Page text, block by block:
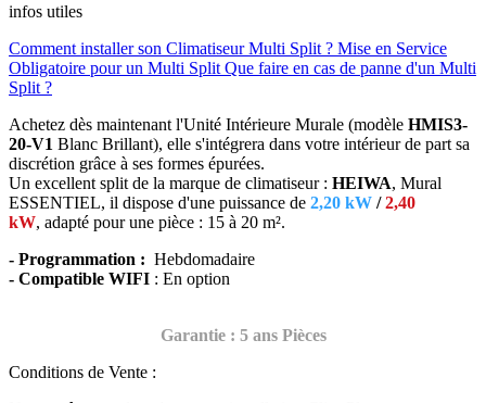
infos utiles
Comment installer son Climatiseur Multi Split ? Mise en Service
Obligatoire pour un Multi Split Que faire en cas de panne d'un Multi
Split ?
Achetez dès maintenant l'Unité Intérieure Murale (modèle HMIS3-
20-V1 Blanc Brillant), elle s'intégrera dans votre intérieur de part sa
discrétion grâce à ses formes épurées.
Un excellent split de la marque de climatiseur : HEIWA, Mural
ESSENTIEL, il dispose d'une puissance de 2,20 kW /2,40
kW, adapté pour une pièce : 15 à 20 m².
- Programmation : Hebdomadaire
- Compatible WIFI : En option
Garantie : 5 ans Pièces
Conditions de Vente :